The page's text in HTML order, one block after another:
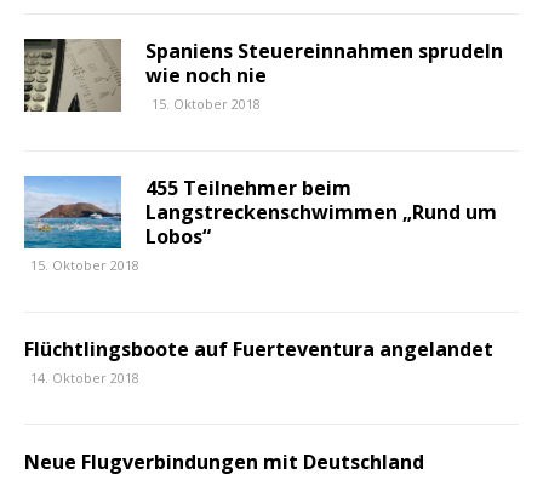
Spaniens Steuereinnahmen sprudeln
wie noch nie
15. Oktober 2018
455 Teilnehmer beim
Langstreckenschwimmen „Rund um
Lobos“
15. Oktober 2018
Flüchtlingsboote auf Fuerteventura angelandet
14. Oktober 2018
Neue Flugverbindungen mit Deutschland